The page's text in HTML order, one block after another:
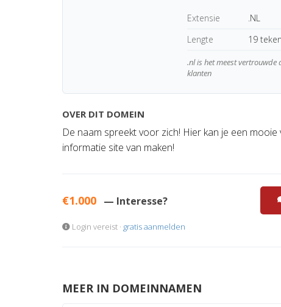
Extensie
.NL
Lengte
19
.nl is het meest
klanten
OVER DIT DOMEIN
De naam spreekt voor zich! Hier kan je een
informatie site van maken!
€1.000 — Interesse?
Login vereist · gratis aanmelden
MEER IN DOMEINNAMEN